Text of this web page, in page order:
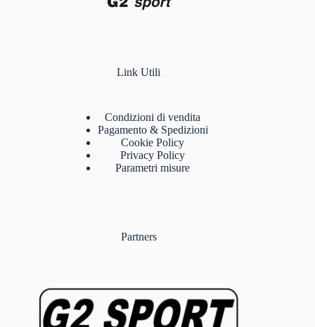
Link Utili
Condizioni di vendita
Pagamento & Spedizioni
Cookie Policy
Privacy Policy
Parametri misure
Partners